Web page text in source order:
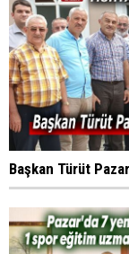
Başkan Türüt